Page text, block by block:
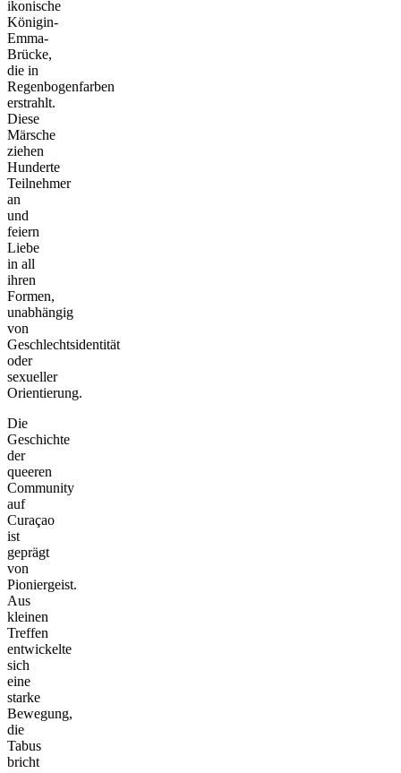
ikonische
Königin-
Emma-
Brücke,
die in
Regenbogenfarben
erstrahlt.
Diese
Märsche
ziehen
Hunderte
Teilnehmer
an
und
feiern
Liebe
in all
ihren
Formen,
unabhängig
von
Geschlechtsidentität
oder
sexueller
Orientierung.
Die
Geschichte
der
queeren
Community
auf
Curaçao
ist
geprägt
von
Pioniergeist.
Aus
kleinen
Treffen
entwickelte
sich
eine
starke
Bewegung,
die
Tabus
bricht